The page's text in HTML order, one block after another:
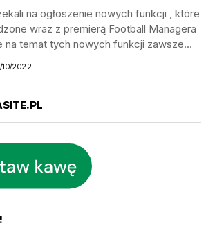
na ogłoszenie nowych funkcji , które
wraz z premierą Football Managera
na temat tych nowych funkcji zawsze
10/2022